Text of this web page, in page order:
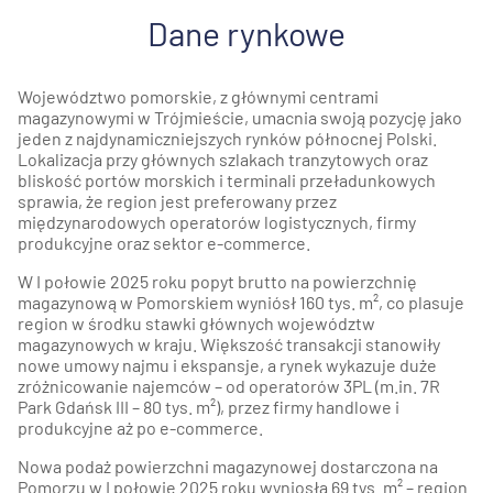
Dane rynkowe
Województwo pomorskie, z głównymi centrami
magazynowymi w Trójmieście, umacnia swoją pozycję jako
jeden z najdynamiczniejszych rynków północnej Polski.
Lokalizacja przy głównych szlakach tranzytowych oraz
bliskość portów morskich i terminali przeładunkowych
sprawia, że region jest preferowany przez
międzynarodowych operatorów logistycznych, firmy
produkcyjne oraz sektor e-commerce.
W I połowie 2025 roku popyt brutto na powierzchnię
magazynową w Pomorskiem wyniósł 160 tys. m², co plasuje
region w środku stawki głównych województw
magazynowych w kraju. Większość transakcji stanowiły
nowe umowy najmu i ekspansje, a rynek wykazuje duże
zróżnicowanie najemców – od operatorów 3PL (m.in. 7R
Park Gdańsk III – 80 tys. m²), przez firmy handlowe i
produkcyjne aż po e-commerce.
Nowa podaż powierzchni magazynowej dostarczona na
Pomorzu w I połowie 2025 roku wyniosła 69 tys. m² – region